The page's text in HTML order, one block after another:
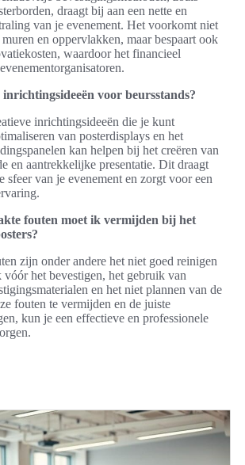
draagt bij aan een nette en
van je evenement. Het voorkomt niet
muren en oppervlakken, maar bespaart ook
waardoor het financieel
voor beursstands?
inrichtingsideeën die je kunt
van posterdisplays en het
kan helpen bij het creëren van
en aantrekkelijke presentatie. Dit draagt
sfeer van je evenement en zorgt voor een
fouten moet ik vermijden bij het
zijn onder andere het niet goed reinigen
het bevestigen, het gebruik van
en het niet plannen van de
fouten te vermijden en de juiste
kun je een effectieve en professionele